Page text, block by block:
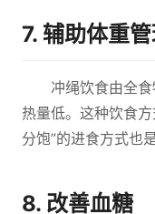
7. 辅助体重
冲绳饮食由全
热量低。这种饮食
分饱”的进食方式也
8. 改善血糖